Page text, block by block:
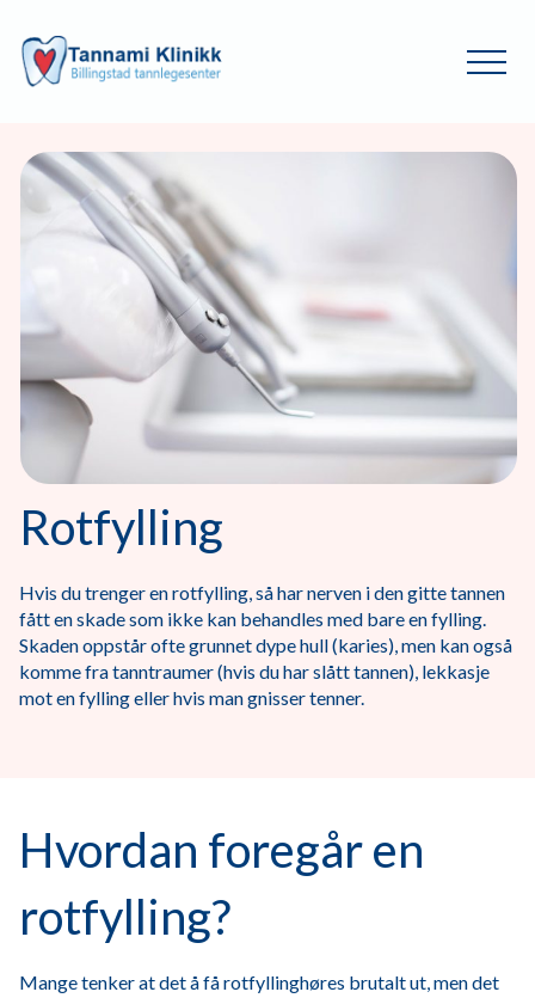
Rotfylling
Hvis du trenger en rotfylling, så har nerven i den gitte tannen
fått en skade som ikke kan behandles med bare en fylling.
Skaden oppstår ofte grunnet dype hull (karies), men kan også
komme fra tanntraumer (hvis du har slått tannen), lekkasje
mot en fylling eller hvis man gnisser tenner.
Hvordan foregår en
rotfylling?
Mange tenker at det å få rotfyllinghøres brutalt ut, men det